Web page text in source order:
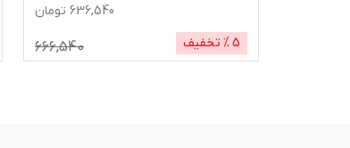
636,540 تومان
5% تخفیف 666,540